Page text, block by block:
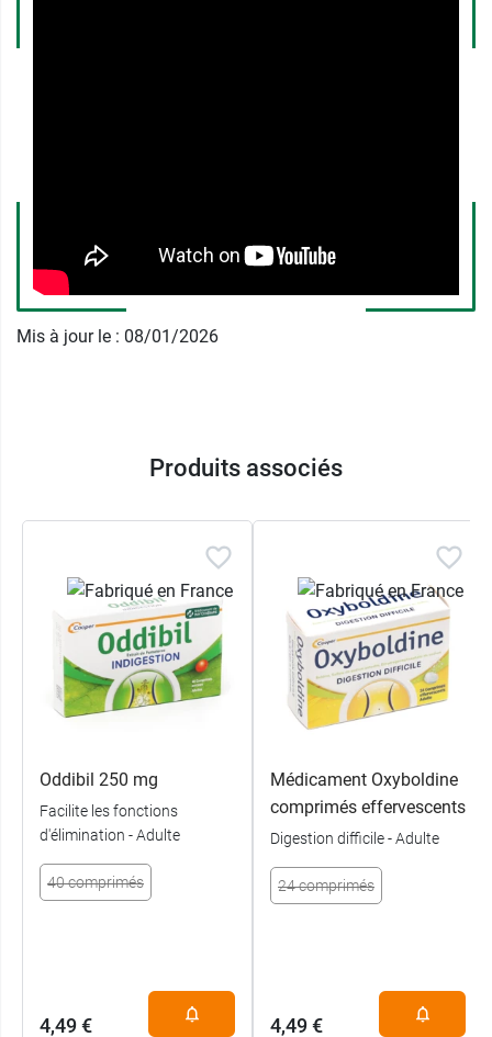
Marga
est contre-indiqué en cas d'insuffisance
rénale sévère.
vomissements.
Ce traitement devra être pris à distance (environ
de deux heures avec un antiacide) et il ne devra
pas être pris en même temps qu'un autre
traitement.
Marga ne devra pas être pris avec des
médicaments quinidiniques.
En cas de digestion difficile, les laboratoires
Cooper vous propose les
comprimés
Mis à jour le : 08/01/2026
Produits associés
Oddibil 250 mg
Facilite les fonctions
d'élimination - Adulte
40 comprimés
4,49 €
Médicament Oxyboldine
comprimés effervescents
Digestion difficile - Adulte
24 comprimés
4,49 €